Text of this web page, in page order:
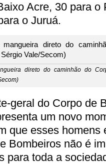
Acre, 30 para o
o Juruá.
direto do caminhão do
geral do Corpo de
um novo
que esses
Bombeiros não é
para toda a